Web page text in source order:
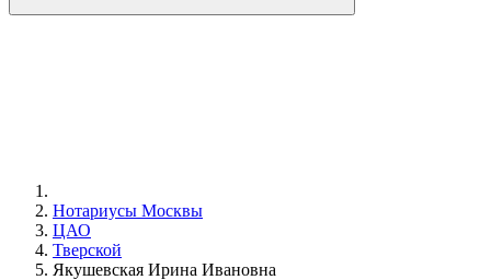
Нотариусы Москвы
ЦАО
Тверской
Якушевская Ирина Ивановна